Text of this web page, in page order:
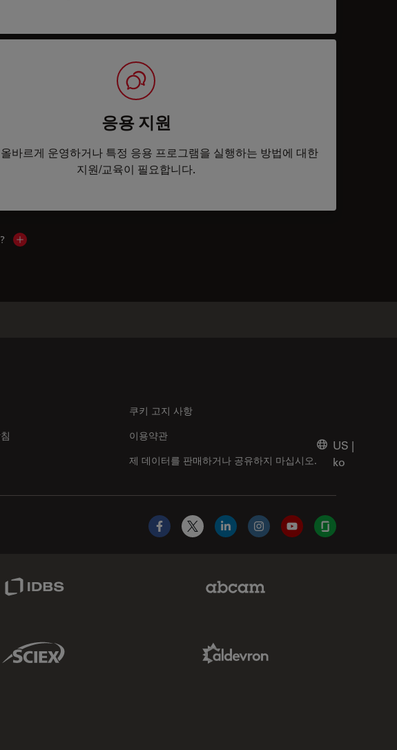
응용 지원
바르게 운영하거나 특정 응용 프로그램을 실행하는 방법에 대한
지원/교육이 필요합니다.
Show local contacts
쿠키 고지 사항
제 데이터를 판매하거나 공유하지 마십시오.
이용약관
US |
ko
Facebook
X LinkedInInstagramYouTubeGlassdoor
Sciex Link